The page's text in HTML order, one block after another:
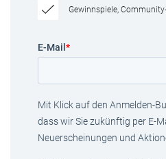
Gewinnspiele,
E-Mail *
Mit Klick auf den Anmelden-
dass wir Sie zukünftig per E-
Neuerscheinungen und